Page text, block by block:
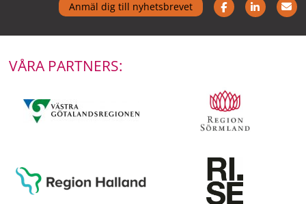
Anmäl dig till nyhetsbrevet
VÅRA PARTNERS: